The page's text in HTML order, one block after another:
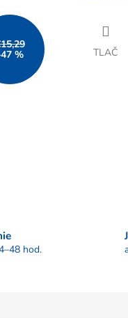
% TLAČ
hod.